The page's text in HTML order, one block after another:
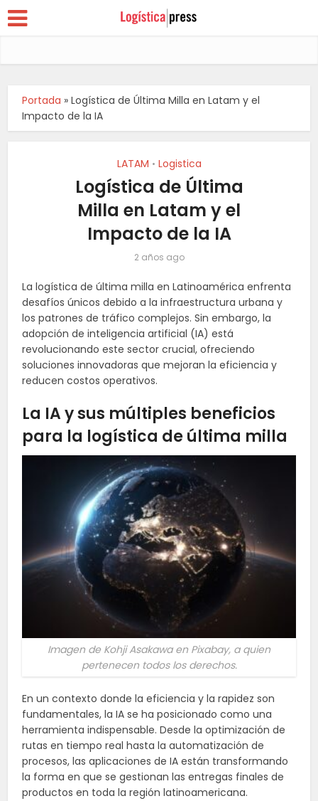
Portada »Logística de Última Milla en Latam y el
Impacto de la IA
LATAM • Logistica
Logística de Última
Milla en Latam y el
Impacto de la IA
2 años ago
La logística de última milla en Latinoamérica enfrenta
desafíos únicos debido a la infraestructura urbana y
los patrones de tráfico complejos. Sin embargo, la
adopción de inteligencia artificial (IA) está
revolucionando este sector crucial, ofreciendo
soluciones innovadoras que mejoran la eficiencia y
reducen costos operativos.
La IA y sus múltiples beneficios
para la logística de última milla
Imagen de Kohji Asakawa en Pixabay, a quien
pertenecen todos los derechos.
En un contexto donde la eficiencia y la rapidez son
fundamentales, la IA se ha posicionado como una
herramienta indispensable. Desde la optimización de
rutas en tiempo real hasta la automatización de
procesos, las aplicaciones de IA están transformando
la forma en que se gestionan las entregas finales de
productos en toda la región latinoamericana.